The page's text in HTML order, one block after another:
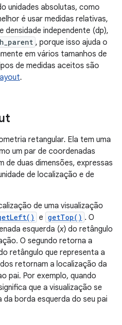
unidades absolutas, como
é usar medidas relativas,
densidade independente (dp),
, porque isso ajuda o
em vários tamanhos de
de medidas aceitos são
.
retangular. Ela tem uma
um par de coordenadas
de duas dimensões, expressas
de localização e de
de uma visualização
e getTop() . O
esquerda (x) do retângulo
O segundo retorna a
retângulo que representa a
retornam a localização da
pai. Por exemplo, quando
que a visualização se
borda esquerda do seu pai